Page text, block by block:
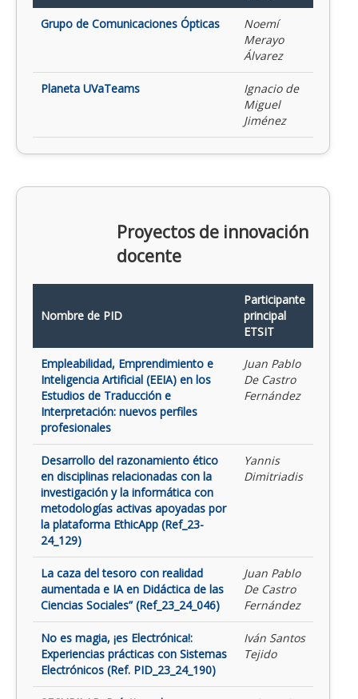
Grupo de Comunicaciones Ópticas
Noemí
Merayo
Álvarez
Planeta UVaTeams
Ignacio de
Miguel
Jiménez
Proyectos de innovación
docente
Nombre de PID
Participante
principal
ETSIT
Empleabilidad, Emprendimiento e
Inteligencia Artificial (EEIA) en los
Estudios de Traducción e
Interpretación: nuevos perfiles
profesionales
Juan Pablo
De Castro
Fernández
Desarrollo del razonamiento ético
en disciplinas relacionadas con la
investigación y la informática con
metodologías activas apoyadas por
la plataforma EthicApp (Ref_23-
24_129)
Yannis
Dimitriadis
La caza del tesoro con realidad
aumentada e IA en Didáctica de las
Ciencias Sociales” (Ref_23_24_046)
Juan Pablo
De Castro
Fernández
No es magia, ¡es Electrónica!:
Experiencias prácticas con Sistemas
Electrónicos (Ref. PID_23_24_190)
Iván Santos
Tejido